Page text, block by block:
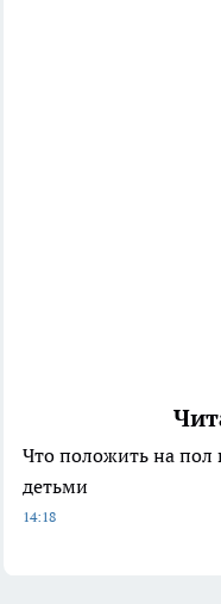
Что положить на пол
детьми
14:18